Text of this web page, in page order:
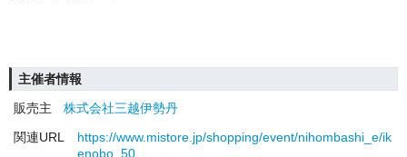
主催者情報
販売主
株式会社三越伊勢丹
関連URL
https://www.mistore.jp/shopping/event/nihombashi_e/ik
enobo_50